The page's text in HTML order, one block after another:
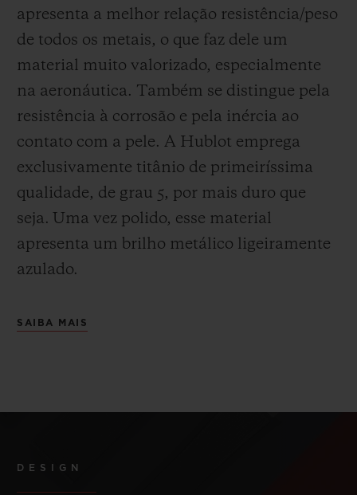
apresenta a melhor relação resistência/peso
de todos os metais, o que faz dele um
material muito valorizado, especialmente
na aeronáutica. Também se distingue pela
resistência à corrosão e pela inércia ao
contato com a pele. A Hublot emprega
exclusivamente titânio de primeiríssima
qualidade, de grau 5, por mais duro que
seja. Uma vez polido, esse material
apresenta um brilho metálico ligeiramente
azulado.
SAIBA MAIS
DESIGN